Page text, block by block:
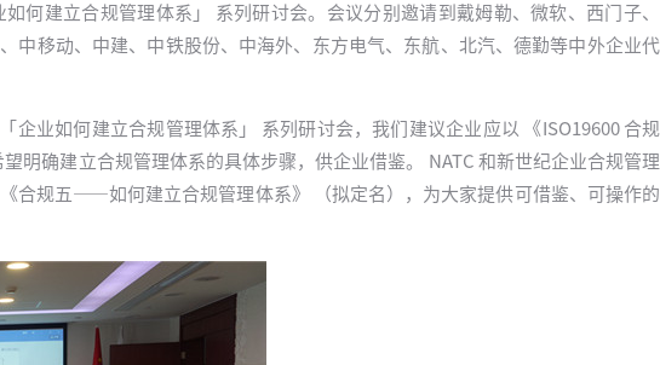
何建立合规管理体系」 系列研讨会。会议分别邀请到戴姆勒、微软、西门子、
中移动、中建、中铁股份、中海外、东方电气、东航、北汽、德勤等中外企业代
企业如何建立合规管理体系」 系列研讨会，我们建议企业应以 《ISO19600 合规
明确建立合规管理体系的具体步骤，供企业借鉴。 NATC 和新世纪企业合规管理
合规五——如何建立合规管理体系》 （拟定名），为大家提供可借鉴、可操作的